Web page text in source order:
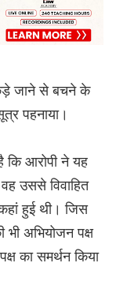
जाने से बचने के
पहनाया।
कि आरोपी ने यह
उससे विवाहित
हुई थी। जिस
अभियोजन पक्ष
का समर्थन किया